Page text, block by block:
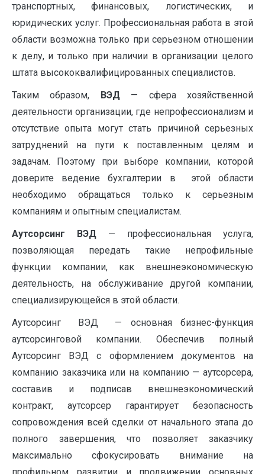
транспортных, финансовых, логистических, и
юридических услуг. Профессиональная работа в этой
области возможна только при серьезном отношении
к делу, и только при наличии в организации целого
штата высококвалифицированных специалистов.
Таким образом, ВЭД— сфера хозяйственной
деятельности организации, где непрофессионализм и
отсутствие опыта могут стать причиной серьезных
затруднений на пути к поставленным целям и
задачам. Поэтому при выборе компании, которой
доверите ведение бухгалтерии в этой области
необходимо обращаться только к серьезным
компаниям и опытным специалистам.
Аутсорсинг ВЭД — профессиональная услуга,
позволяющая передать такие непрофильные
функции компании, как внешнеэкономическую
деятельность, на обслуживание другой компании,
специализирующейся в этой области.
Аутсорсинг ВЭД
— основная бизнес-функция
аутсорсинговой компании. Обеспечив полный
Аутсорсинг ВЭД с оформлением документов на
компанию заказчика или на компанию — аутсорсера,
составив и подписав внешнеэкономический
контракт, аутсорсер гарантирует безопасность
сопровождения всей сделки от начального этапа до
полного завершения, что позволяет заказчику
максимально сфокусировать внимание на